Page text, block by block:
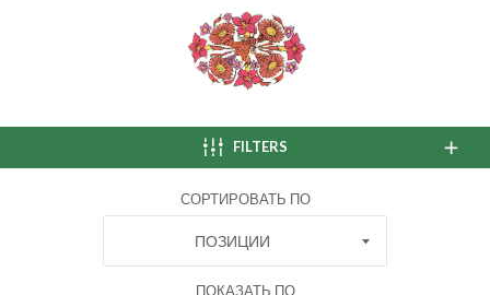
FILTERS
СОРТИРОВАТЬ ПО
ПОЗИЦИИ
ПОКАЗАТЬ ПО